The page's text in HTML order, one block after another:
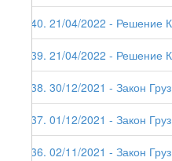
240. 21/04/2022 - Решение
239. 21/04/2022 - Решение
238. 30/12/2021 - Закон
237. 01/12/2021 - Закон
236. 02/11/2021 - Закон